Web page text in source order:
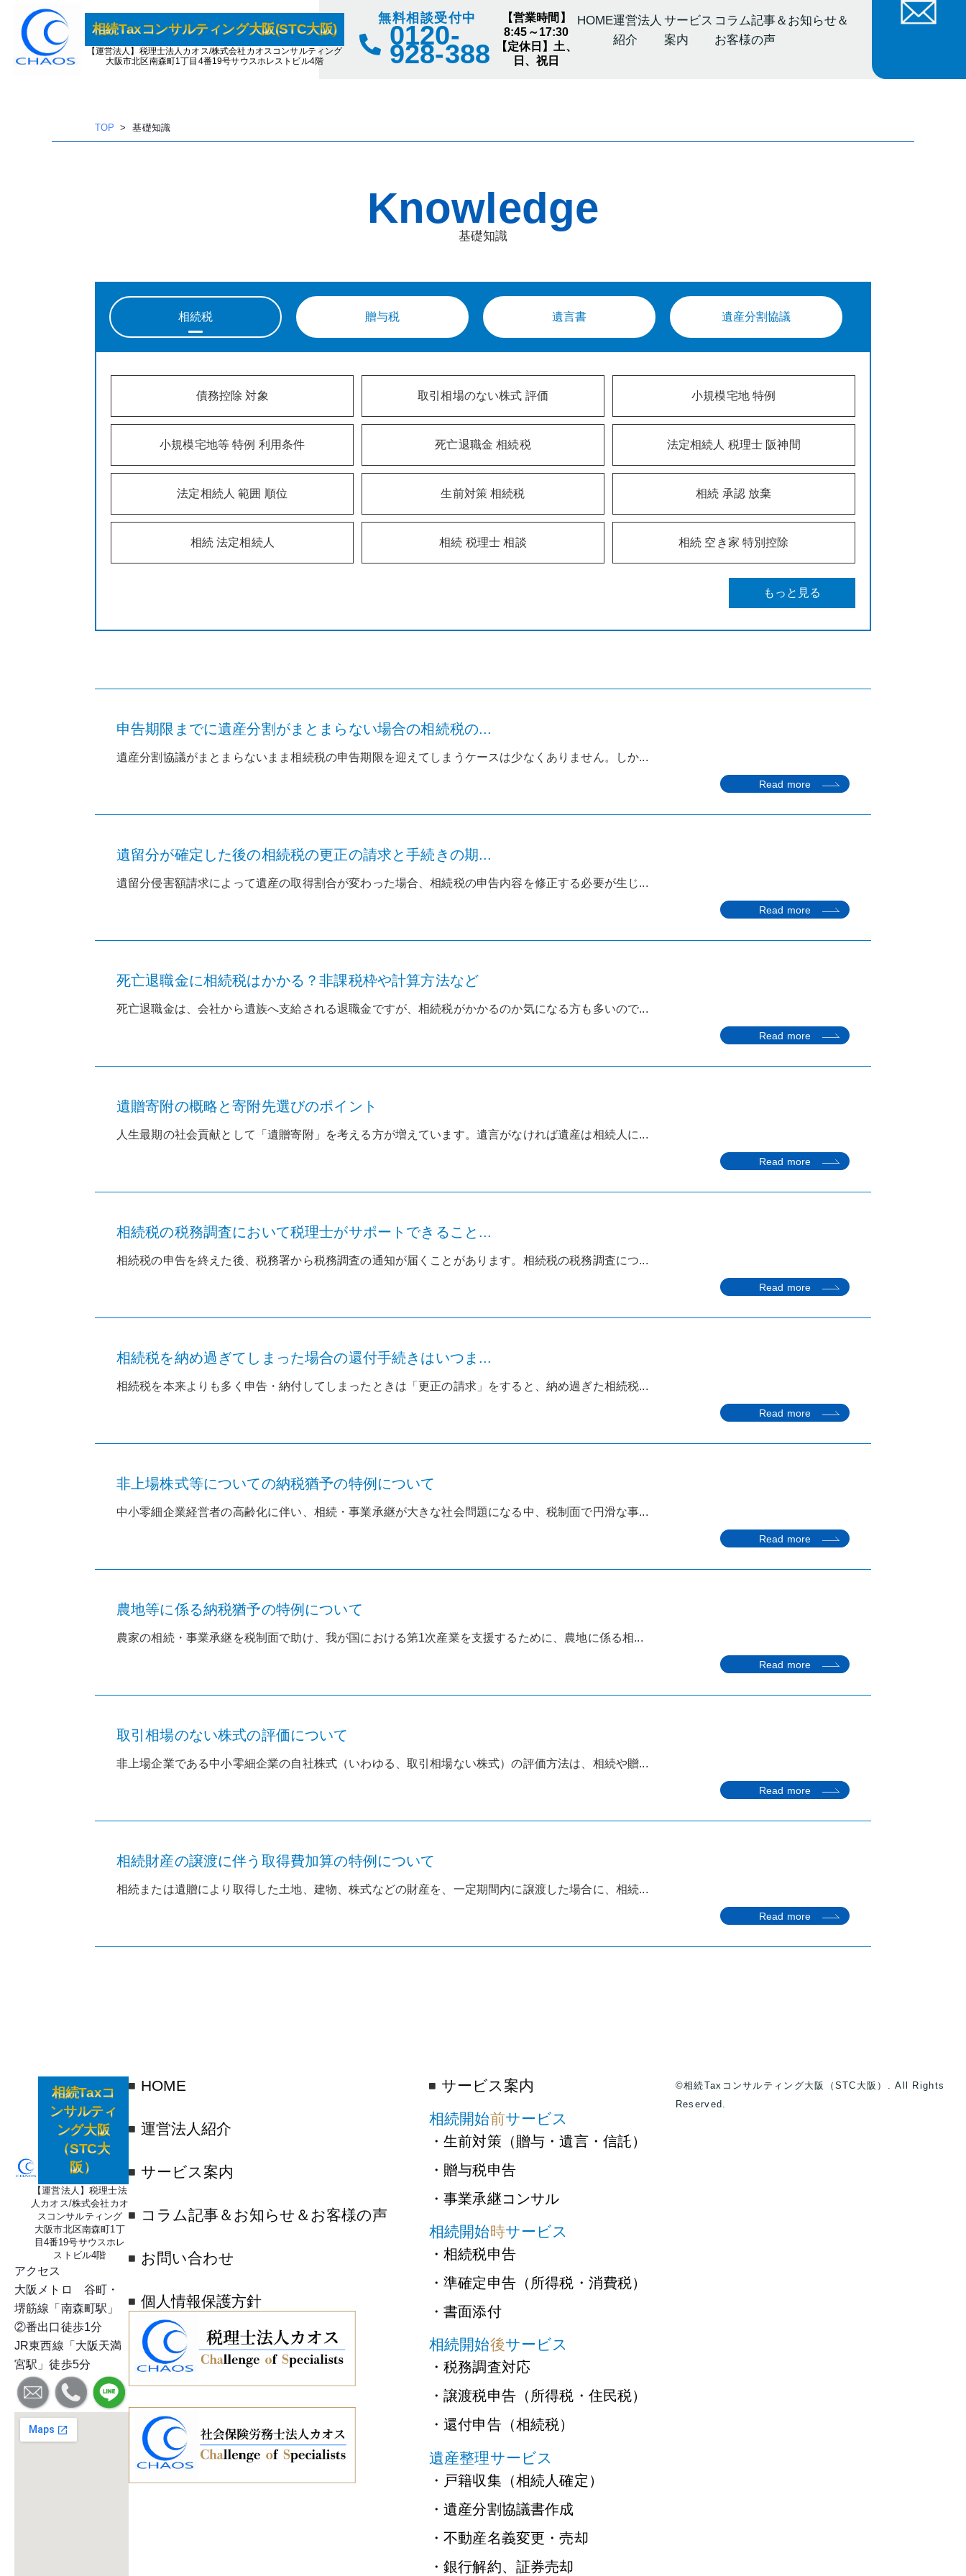
相続Taxコンサルティング大阪(STC大阪)
【運営法人】税理士法人カオス/株式会社カオスコンサルティング
大阪市北区南森町1丁目4番19号サウスホレストビル4階
無料相談受付中
0120-
928-388
【営業時間】
8:45～17:30
【定休日】土、
日、祝日
HOME運営法人
紹介
サービス
案内
コラム記事＆お知らせ＆
お客様の声
TOP 基礎知識
Knowledge
基礎知識
相続税 贈与税 遺言書 遺産分割協議
債務控除 対象 取引相場のない株式 評価 小規模宅地 特例
小規模宅地等 特例 利用条件 死亡退職金 相続税 法定相続人 税理士 阪神間
法定相続人 範囲 順位 生前対策 相続税 相続 承認 放棄
相続 法定相続人 相続 税理士 相談 相続 空き家 特別控除
もっと見る
申告期限までに遺産分割がまとまらない場合の相続税の...
遺産分割協議がまとまらないまま相続税の申告期限を迎えてしまうケースは少なくありません。しか...
Read more
遺留分が確定した後の相続税の更正の請求と手続きの期...
遺留分侵害額請求によって遺産の取得割合が変わった場合、相続税の申告内容を修正する必要が生じ...
Read more
死亡退職金に相続税はかかる？非課税枠や計算方法など
死亡退職金は、会社から遺族へ支給される退職金ですが、相続税がかかるのか気になる方も多いので...
Read more
遺贈寄附の概略と寄附先選びのポイント
人生最期の社会貢献として「遺贈寄附」を考える方が増えています。遺言がなければ遺産は相続人に...
Read more
相続税の税務調査において税理士がサポートできること...
相続税の申告を終えた後、税務署から税務調査の通知が届くことがあります。相続税の税務調査につ...
Read more
相続税を納め過ぎてしまった場合の還付手続きはいつま...
相続税を本来よりも多く申告・納付してしまったときは「更正の請求」をすると、納め過ぎた相続税...
Read more
非上場株式等についての納税猶予の特例について
中小零細企業経営者の高齢化に伴い、相続・事業承継が大きな社会問題になる中、税制面で円滑な事...
Read more
農地等に係る納税猶予の特例について
農家の相続・事業承継を税制面で助け、我が国における第1次産業を支援するために、農地に係る相...
Read more
取引相場のない株式の評価について
非上場企業である中小零細企業の自社株式（いわゆる、取引相場ない株式）の評価方法は、相続や贈...
Read more
相続財産の譲渡に伴う取得費加算の特例について
相続または遺贈により取得した土地、建物、株式などの財産を、一定期間内に譲渡した場合に、相続...
Read more
相続Taxコ
ンサルティ
ング大阪
（STC大
阪）
【運営法人】税理士法
人カオス/株式会社カオ
スコンサルティング
大阪市北区南森町1丁
目4番19号サウスホレ
ストビル4階
アクセス
大阪メトロ 谷町・
堺筋線「南森町駅」
②番出口徒歩1分
JR東西線「大阪天満
宮駅」徒歩5分
HOME
運営法人紹介
サービス案内
コラム記事＆お知らせ＆お客様の声
お問い合わせ
個人情報保護方針
サービス案内
相続開始前サービス
・生前対策（贈与・遺言・信託）
・贈与税申告
・事業承継コンサル
相続開始時サービス
・相続税申告
・準確定申告（所得税・消費税）
・書面添付
相続開始後サービス
・税務調査対応
・譲渡税申告（所得税・住民税）
・還付申告（相続税）
遺産整理サービス
・戸籍収集（相続人確定）
・遺産分割協議書作成
・不動産名義変更・売却
・銀行解約、証券売却
©相続Taxコンサルティング大阪（STC大阪）. All Rights
Reserved.